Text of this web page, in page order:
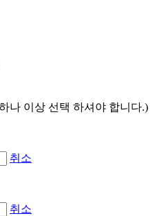
나 이상 선택 하셔야 합니다.)
취소
취소